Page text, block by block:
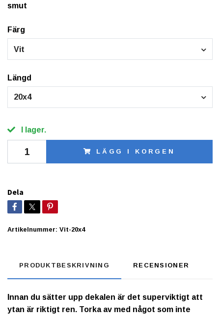
smut
Färg
Vit
Längd
20x4
I lager.
LÄGG I KORGEN
Dela
Artikelnummer: Vit-20x4
PRODUKTBESKRIVNING RECENSIONER
Innan du sätter upp dekalen är det superviktigt att
ytan är riktigt ren. Torka av med något som inte